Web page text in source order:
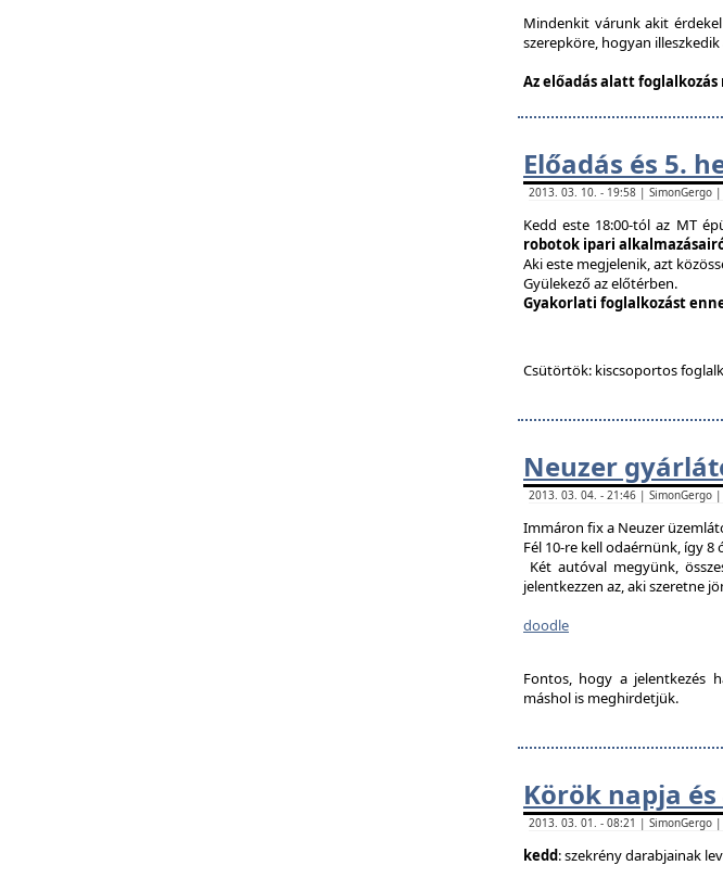
Mindenkit várunk akit
szerepköre, hogyan
Az előadás alatt foglalkozás
Előadás és 5.
2013. 03. 10. - 19:58 | SimonGergo
Kedd este 18:00-tól az MT
robotok ipari
Aki este megjelenik, azt
Gyülekező az előtérben.
Gyakorlati foglalkozást
Csütörtök: kiscsoportos
Neuzer
2013. 03. 04. - 21:46 | SimonGergo
Immáron fix a Neuzer
Fél 10-re kell odaérnünk, így
Két autóval megyünk,
jelentkezzen az, aki szeretne
doodle
Fontos, hogy a jelentkezés
máshol is meghirdetjük.
Körök napja
2013. 03. 01. - 08:21 | SimonGergo
kedd: szekrény darabjainak